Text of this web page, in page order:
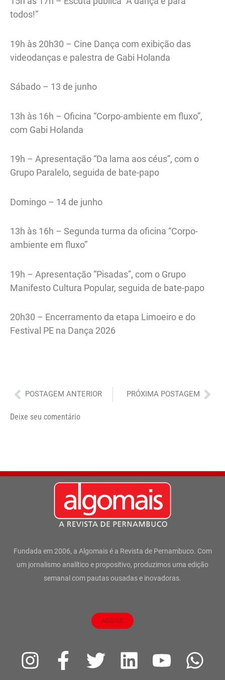
todos!”
19h às 20h30 – Cine Dança com exibição das
videodanças e palestra de Gabi Holanda
Sábado – 13 de junho
13h às 16h – Oficina “Corpo-ambiente em fluxo”,
com Gabi Holanda
19h – Apresentação “Da lama aos céus”, com o
Grupo Paralelo, seguida de bate-papo
Domingo – 14 de junho
13h às 16h – Segunda turma da oficina “Corpo-
ambiente em fluxo”
19h – Apresentação “Pisadas”, com o Grupo
Manifesto Cultura Popular, seguida de bate-papo
20h30 – Encerramento da etapa Limoeiro e do
Festival PE na Dança 2026
Anterior
POSTAGEM ANTERIOR PRÓXIMA POSTAGEM
Deixe seu comentário
Fundada em 2006, a Algomais é a Revista de Pernambuco. Com
um jornalismo analítico e propositivo, produzimos uma edição
semanal com pautas ousadas e inovadoras.
ASSINE
I
F
T
L
Y
W